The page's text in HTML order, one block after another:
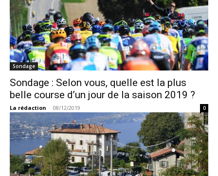
Sondage
Sondage : Selon vous, quelle est la plus
belle course d’un jour de la saison 2019 ?
La rédaction - 08/12/2019 0